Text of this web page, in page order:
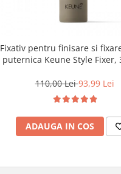
Fixativ pentru finisare si
puternica Keune Style Fixer,
110,00 Lei93,99 Lei
ADAUGA IN COS